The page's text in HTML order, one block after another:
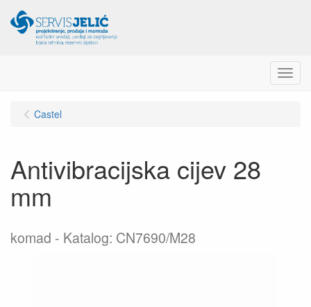
Menu
Castel
Antivibracijska cijev 28
mm
komad Katalog: CN7690/M28